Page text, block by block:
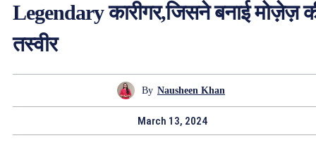
Legendary कारीगर,जिसने बनाई मोज़ेज़
तस्वीर
By Nausheen Khan
March 13, 2024